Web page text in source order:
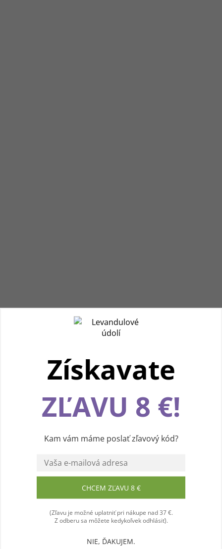
pohodlnú cestu webom Levanduľového údolia.
Vďaka vašim podnetom neustále zlepšujeme
jeho funkcie, výkon a prehľadnosť. Ďakujeme a
Súhlasím
Získavate
ZĽAVU 8 €!
Kam vám máme poslať zľavový kód?
CHCEM ZĽAVU 8 €
(Zľavu je možné uplatniť pri nákupe nad 37 €.
Z odberu sa môžete kedykoľvek odhlásiť).
NIE, ĎAKUJEM.